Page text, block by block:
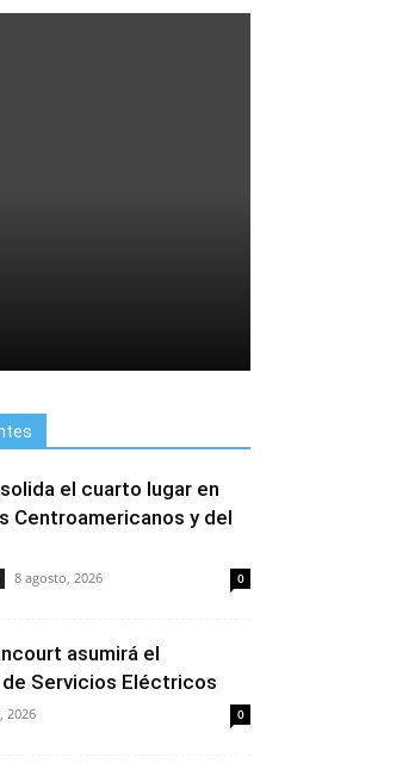
el cuarto lugar en
Centroamericanos y del
8 agosto, 2026 0
asumirá el
Servicios Eléctricos
2026 0